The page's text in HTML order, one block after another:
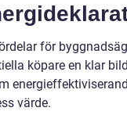
för
köpare en klar
värde.